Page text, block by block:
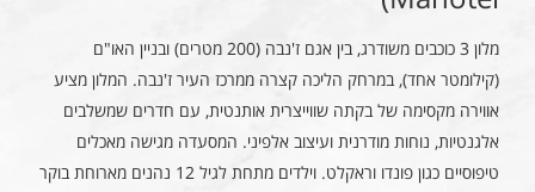
מלון 3 כוכבים משודרג, בין אגם ז'נבה (200 מטרים) ובניין האו"ם
(קילומטר אחד), במרחק הליכה קצרה ממרכז העיר ז'נבה. המלון מציע
אווירה מקסימה של בקתה שווייצרית אותנטית, עם חדרים שמשלבים
אלגנטיות, נוחות מודרנית ועיצוב אלפיני. המסעדה מגישה מאכלים
טיפוסיים כגון פונדו וראקלט. וילדים מתחת לגיל 12 נהנים מארוחת בוקר